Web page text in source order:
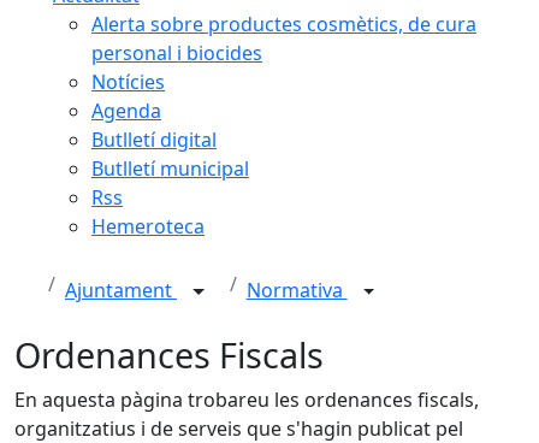
Alerta sobre productes cosmètics, de cura
personal i biocides
Notícies
Agenda
Butlletí digital
Butlletí municipal
Rss
Hemeroteca
Ajuntament Normativa
Ordenances Fiscals
En aquesta pàgina trobareu les ordenances fiscals,
organitzatius i de serveis que s'hagin publicat pel